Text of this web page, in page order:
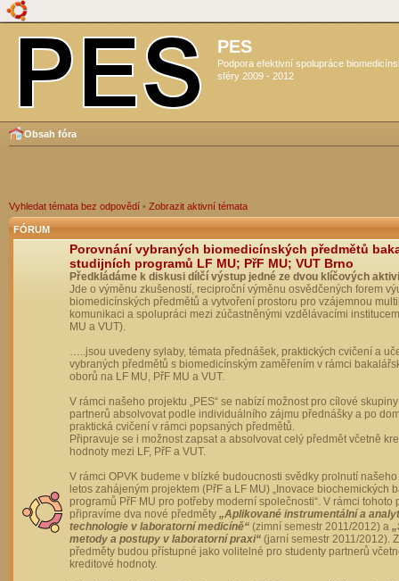
PES
Podpora efektivní spolupráce
sféry 2009 - 2012
Obsah fóra
Vyhledat témata bez odpovědí • Zobrazit aktivní témata
FÓRUM
Porovnání vybraných biomedicínských předmětů
studijních programů LF MU; PřF MU; VUT Brno
Předkládáme k diskusi dílčí výstup jedné ze dvou klíčových
Jde o výměnu zkušeností, reciproční výměnu osvědčených forem
biomedicínských předmětů a vytvoření prostoru pro vzájemnou
komunikaci a spolupráci mezi zúčastněnými vzdělávacími
MU a VUT).
…..jsou uvedeny sylaby, témata přednášek, praktických cvičení a
vybraných předmětů s biomedicínským zaměřením v rámci
oborů na LF MU, PřF MU a VUT.
V rámci našeho projektu „PES“ se nabízí možnost pro cílové
partnerů absolvovat podle individuálního zájmu přednášky a po
praktická cvičení v rámci popsaných předmětů.
Připravuje se i možnost zapsat a absolvovat celý předmět včetně
hodnoty mezi LF, PřF a VUT.
V rámci OPVK budeme v blízké budoucnosti svědky prolnutí
letos zahájeným projektem (PřF a LF MU) „Inovace biochemických
programů PřF MU pro potřeby moderní společnosti“. V rámci tohoto
připravíme dva nové předměty „Aplikované instrumentální a
technologie v laboratorní medicíně“ (zimní semestr 2011/2012) a
metody a postupy v laboratorní praxi“ (jarní semestr 2011/2012).
předměty budou přístupné jako volitelné pro studenty partnerů
kreditové hodnoty.